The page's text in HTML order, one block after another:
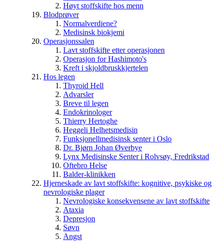
Høyt stoffskifte hos menn
Blodprøver
Normalverdiene?
Medisinsk biokjemi
Operasjonssalen
Lavt stoffskifte etter operasjonen
Operasjon for Hashimoto's
Kreft i skjoldbruskkjertelen
Hos legen
Thyroid Hell
Advarsler
Breve til legen
Endokrinologer
Thierry Hertoghe
Heggeli Helhetsmedisin
Funksjonellmedisinsk senter i Oslo
Dr. Bjørn Johan Øverbye
Lynx Medisinske Senter i Rolvsøy, Fredrikstad
Oftebro Helse
Balder-klinikken
Hjerneskade av lavt stoffskifte: kognitive, psykiske og
nevrologiske plager
Nevrologiske konsekvensene av lavt stoffskifte
Ataxia
Depresjon
Søvn
Angst